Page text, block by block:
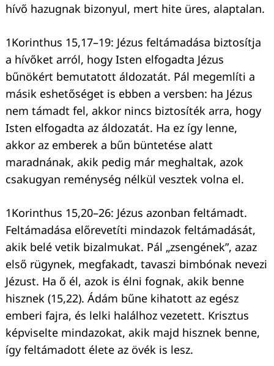
hívő hazugnak bizonyul, mert hite üres, alaptalan.
1Korinthus 15,17–19: Jézus feltámadása biztosítja
a hívőket arról, hogy Isten elfogadta Jézus
bűnökért bemutatott áldozatát. Pál megemlíti a
másik eshetőséget is ebben a versben: ha Jézus
nem támadt fel, akkor nincs biztosíték arra, hogy
Isten elfogadta az áldozatát. Ha ez így lenne,
akkor az emberek a bűn büntetése alatt
maradnának, akik pedig már meghaltak, azok
csakugyan reménység nélkül vesztek volna el.
1Korinthus 15,20–26: Jézus azonban feltámadt.
Feltámadása előrevetíti mindazok feltámadását,
akik belé vetik bizalmukat. Pál „zsengének”, azaz
első rügynek, megfakadt, tavaszi bimbónak nevezi
Jézust. Ha ő él, azok is élni fognak, akik benne
hisznek (15,22). Ádám bűne kihatott az egész
emberi fajra, és lelki halálhoz vezetett. Krisztus
képviselte mindazokat, akik majd hisznek benne,
így feltámadott élete az övék is lesz.
Keresés: